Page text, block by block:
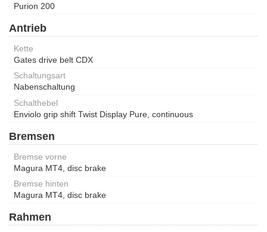
Purion 200
Antrieb
Kette
Gates drive belt CDX
Schaltungsart
Nabenschaltung
Schalthebel
Enviolo grip shift Twist Display Pure, continuous
Bremsen
Bremse vorne
Magura MT4, disc brake
Bremse hinten
Magura MT4, disc brake
Rahmen